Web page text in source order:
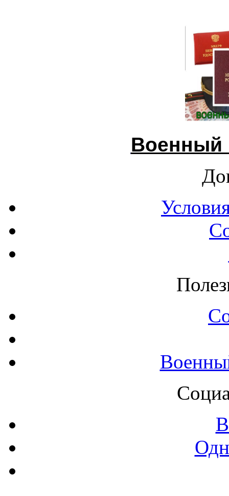
Военный